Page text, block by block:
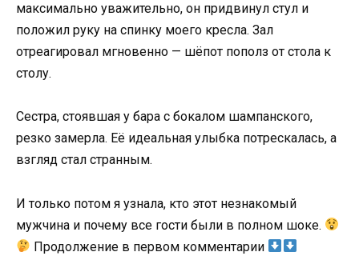
максимально уважительно, он придвинул стул и
положил руку на спинку моего кресла. Зал
отреагировал мгновенно — шёпот пополз от стола к
столу.
Сестра, стоявшая у бара с бокалом шампанского,
резко замерла. Её идеальная улыбка потрескалась, а
взгляд стал странным.
И только потом я узнала, кто этот незнакомый
мужчина и почему все гости были в полном шоке.
Продолжение в первом комментарии